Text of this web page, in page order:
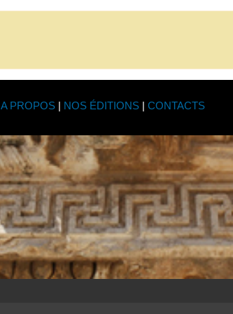
A PROPOS| NOS ÉDITIONS| CONTACTS